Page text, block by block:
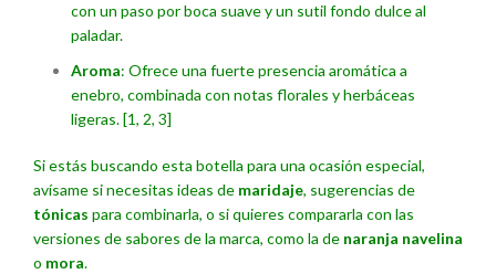
con un paso por boca suave y un sutil fondo dulce al
paladar.
Aroma: Ofrece una fuerte presencia aromática a
enebro, combinada con notas florales y herbáceas
ligeras.[1, 2, 3]
Si estás buscando esta botella para una ocasión especial,
avísame si necesitas ideas de maridaje, sugerencias de
tónicas para combinarla, o si quieres compararla con las
versiones de sabores de la marca, como la de naranja navelina
o mora.